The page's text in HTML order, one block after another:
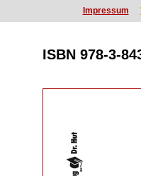
Impressum
ISBN 978-3-